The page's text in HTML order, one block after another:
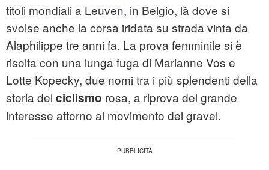
titoli mondiali a Leuven, in Belgio, là dove si
svolse anche la corsa iridata su strada vinta da
Alaphilippe tre anni fa. La prova femminile si è
risolta con una lunga fuga di Marianne Vos e
Lotte Kopecky, due nomi tra i più splendenti della
storia del ciclismo rosa, a riprova del grande
interesse attorno al movimento del gravel.